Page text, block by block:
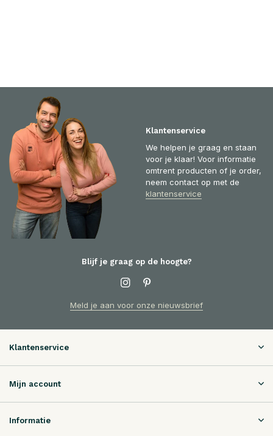
Klantenservice
We helpen je graag en staan
voor je klaar! Voor informatie
omtrent producten of je order,
neem contact op met de
klantenservice
Blijf je graag op de hoogte?
Meld je aan voor onze nieuwsbrief
Klantenservice
Mijn account
Informatie